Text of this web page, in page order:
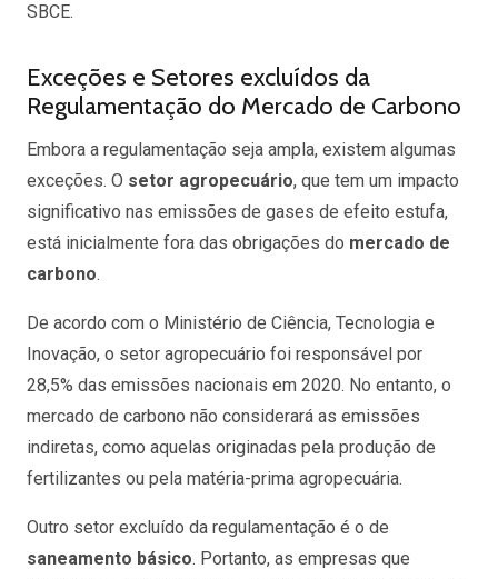
SBCE.
Exceções e Setores excluídos da
Regulamentação do Mercado de Carbono
Embora a regulamentação seja ampla, existem algumas
exceções. O setor agropecuário, que tem um impacto
significativo nas emissões de gases de efeito estufa,
está inicialmente fora das obrigações do mercado de
carbono.
De acordo com o Ministério de Ciência, Tecnologia e
Inovação, o setor agropecuário foi responsável por
28,5% das emissões nacionais em 2020. No entanto, o
mercado de carbono não considerará as emissões
indiretas, como aquelas originadas pela produção de
fertilizantes ou pela matéria-prima agropecuária.
Outro setor excluído da regulamentação é o de
saneamento básico. Portanto, as empresas que